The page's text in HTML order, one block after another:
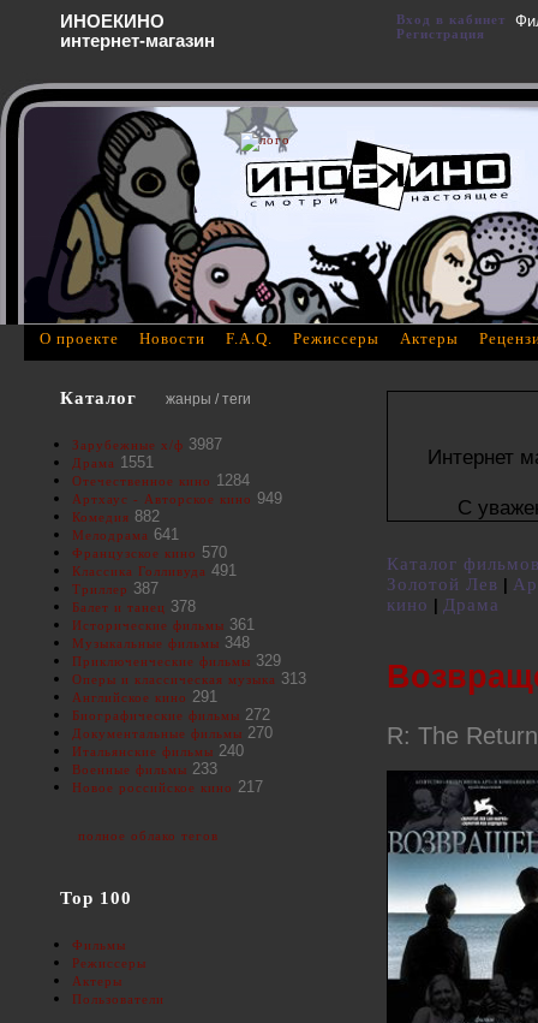
Интернет
С
Каталог
Золотой Лев
кино
Драма
R: The Return
Каталог жанры / теги
Зарубежные х/ф 3987
Драма 1551
Отечественное кино 1284
Артхаус - Авторское кино 949
Комедия 882
Мелодрама 641
Французское кино 570
Классика Голливуда 491
Триллер 387
Балет и танец 378
Исторические фильмы 361
Музыкальные фильмы 348
Приключенческие фильмы 329
Оперы и классическая музыка 313
Английское кино 291
Биографические фильмы 272
Документальные фильмы 270
Итальянские фильмы 240
Военные фильмы 233
Новое российское кино 217
полное облако тегов
Top 100
Фильмы
Режиссеры
Актеры
Пользователи
О проекте Новости F.A.Q. Режиссеры Актеры
ИНОЕКИНО
интернет-магазин
Вход в кабинет
Регистрация